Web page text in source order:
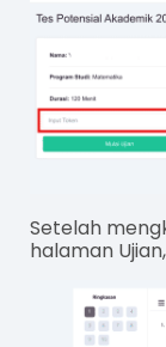
Setelah
halaman